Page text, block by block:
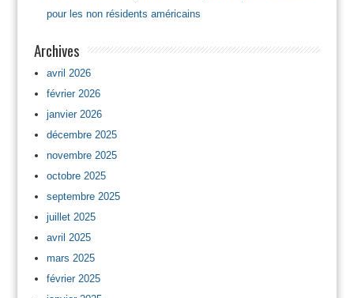
pour les non résidents américains
Archives
avril 2026
février 2026
janvier 2026
décembre 2025
novembre 2025
octobre 2025
septembre 2025
juillet 2025
avril 2025
mars 2025
février 2025